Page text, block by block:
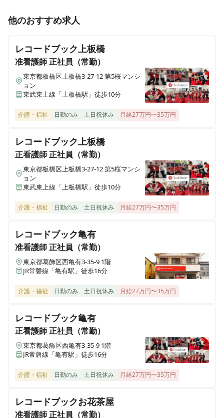
愛知県岡崎市井田西町13番16
ヒューマンライフケア 豊橋の湯
愛知県豊橋市忠興1丁目1番6号 コーポ白鳥１階
ヒューマンライフケア 平安の湯
愛知県名古屋市北区上飯田東町3丁目6番2号
愛知県名古屋市名東区本郷2丁目77番地1 メゾントモエ1階
ヒューマンライフケア なにわ乃湯
大阪府大阪市浪速区稲荷1丁目12番29号
ヒューマンライフケア伏見の宿
京都府京都市伏見区日野谷寺町68
ヒューマンライフケア 望地
神奈川県綾瀬市小園1538番1号 メゾンサンサーラ1階
ヒューマンライフケア宇奈根の宿
神奈川県川崎市高津区宇奈根633-2
ヒューマンライフケア宮前の宿
神奈川県川崎市麻生区千代ヶ丘7丁目6-4
他のおすすめ求人
レコードブック上板橋
准看護師正社員（常勤）
東京都板橋区上板橋3-27-12 第5桜マンシ
ョン
東武東上線「上板橋駅」徒歩10分
介護・福祉 日勤のみ 土日祝休み 月給27万円〜35万円
レコードブック上板橋
正看護師正社員（常勤）
東京都板橋区上板橋3-27-12 第5桜マンシ
ョン
東武東上線「上板橋駅」徒歩10分
介護・福祉 日勤のみ 土日祝休み 月給27万円〜35万円
レコードブック亀有
准看護師正社員（常勤）
東京都葛飾区西亀有3-35-9 1階
JR常磐線「亀有駅」徒歩16分
介護・福祉 日勤のみ 土日祝休み 月給27万円〜35万円
レコードブック亀有
正看護師正社員（常勤）
東京都葛飾区西亀有3-35-9 1階
JR常磐線「亀有駅」徒歩16分
介護・福祉 日勤のみ 土日祝休み 月給27万円〜35万円
レコードブックお花茶屋
准看護師正社員（常勤）